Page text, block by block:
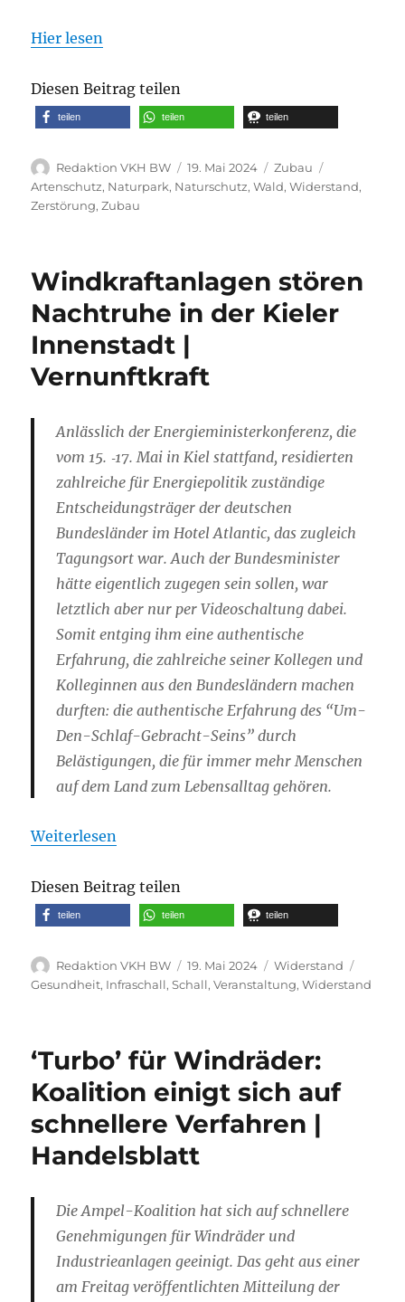
Hier lesen
Diesen Beitrag teilen
teilen teilen teilen
Autor
Redaktion VKH BW
Veröffentlicht
am
19. Mai 2024 Kategorien
Zubau
Artenschutz, Naturpark, Naturschutz,Wald,Widerstand,
Zerstörung,Zubau
Windkraftanlagen stören
Nachtruhe in der Kieler
Innenstadt |
Vernunftkraft
Anlässlich derEnergieministerkonferenz, die
vom 15. ‑17. Mai in Kiel stattfand, residierten
zahlreiche für Energiepolitik zuständige
Entscheidungsträger der deutschen
Bundesländer im Hotel Atlantic, das zugleich
Tagungsort war. Auch der Bundesminister
hätte eigentlich zugegen sein sollen, war
letztlich aber nur per Videoschaltung dabei.
Somit entging ihm eine authentische
Erfahrung, die zahlreiche seiner Kollegen und
Kolleginnen aus den Bundesländern machen
durften: die authentische Erfahrung des “Um-
Den-Schlaf-Gebracht-Seins” durch
Belästigungen, die für immer mehr Menschen
auf dem Land zum Lebensalltag gehören.
Weiterlesen
Diesen Beitrag teilen
teilen teilen teilen
Autor
Redaktion VKH BW
Veröffentlicht
am
19. Mai 2024 Kategorien
Widerstand
Gesundheit, Infraschall,Schall,Veranstaltung,Widerstand
‘Turbo’ für Windräder:
Koalition einigt sich auf
schnellere Verfahren |
Handelsblatt
Die Ampel-Koalition hat sich auf schnellere
Genehmigungen für Windräder und
Industrieanlagen geeinigt. Das geht aus einer
am Freitag veröffentlichten Mitteilung der